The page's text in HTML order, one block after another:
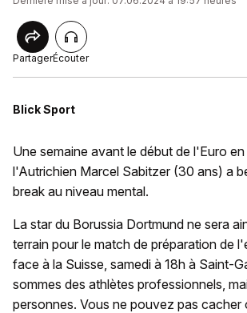
PartagerÉcouter
Blick Sport
Une semaine avant le début de l'Euro
l'Autrichien Marcel Sabitzer (30 ans) a
break au niveau mental.
La star du Borussia Dortmund ne sera
terrain pour le match de préparation de
face à la Suisse, samedi à 18h à Saint-
sommes des athlètes professionnels,
personnes. Vous ne pouvez pas cacher